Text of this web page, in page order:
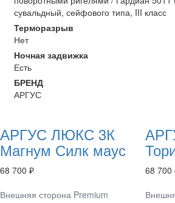
сувальдный, сейфового типа, III класс
Терморазрыв
Нет
Ночная задвижка
Есть
БРЕНД
АРГУС
АРГУС ЛЮКС 3К
Магнум Силк маус
68 700 ₽
Внешняя сторона Premium
68 700